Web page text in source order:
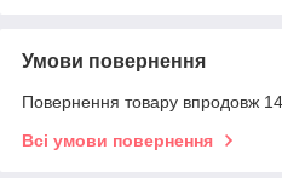
Умови повернення
Повернення товару впродовж
Всі умови повернення